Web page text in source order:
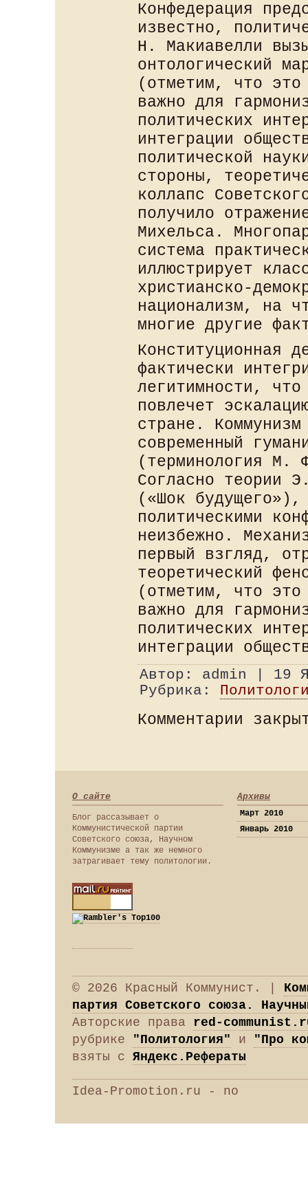
Конфедерация
известно,
Н. Макиавелли
онтологический
(отметим, что это
важно для
политических
интеграции
политической
стороны,
коллапс
получило
Михельса.
система
иллюстрирует
христианско-
национализм, на
многие другие
Конституционная
фактически
легитимности, что
повлечет
стране. Коммунизм
современный
(терминология М.
Согласно теории
(«Шок будущего»),
политическими
неизбежно.
первый взгляд,
теоретический
(отметим, что это
важно для
политических
интеграции
Автор: admin | 19
Рубрика:
Комментарии
О сайте
Блог рассазывает о
Коммунистической партии
Советского союза, Научном
Коммунизме а так же немного
затрагивает тему политологии.
Архивы
Март 2010
Январь 2010
© 2026 Красный Коммунист. |
партия Советского союза.
Авторские права red-
рубрике "Политология" и "Про
взяты с Яндекс.Рефераты
Idea-Promotion.ru - no